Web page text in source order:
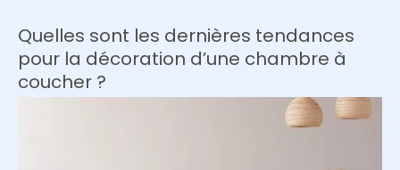
et
minimaliste
pour
une
Quelles sont les dernières tendances
pour la décoration d’une chambre à
coucher ?